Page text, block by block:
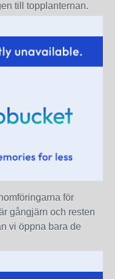
till topplanternan.
för
gångjärn och resten
vi öppna bara de